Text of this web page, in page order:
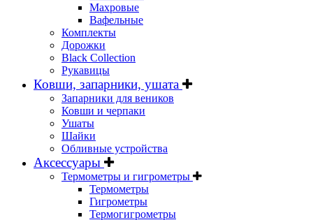
Махровые
Вафельные
Комплекты
Дорожки
Black Collection
Рукавицы
Ковши, запарники, ушата
Запарники для веников
Ковши и черпаки
Ушаты
Шайки
Обливные устройства
Аксессуары
Термометры и гигрометры
Термометры
Гигрометры
Термогигрометры